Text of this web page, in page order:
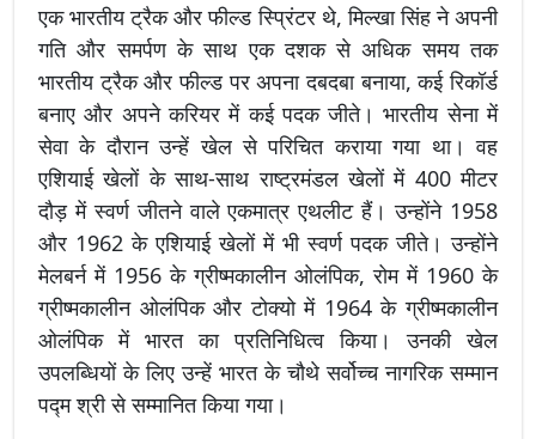
एक भारतीय ट्रैक और फील्ड स्प्रिंटर थे, मिल्खा सिंह ने अपनी
गति और समर्पण के साथ एक दशक से अधिक समय तक
भारतीय ट्रैक और फील्ड पर अपना दबदबा बनाया, कई रिकॉर्ड
बनाए और अपने करियर में कई पदक जीते। भारतीय सेना में
सेवा के दौरान उन्हें खेल से परिचित कराया गया था। वह
एशियाई खेलों के साथ-साथ राष्ट्रमंडल खेलों में 400 मीटर
दौड़ में स्वर्ण जीतने वाले एकमात्र एथलीट हैं। उन्होंने 1958
और 1962 के एशियाई खेलों में भी स्वर्ण पदक जीते। उन्होंने
मेलबर्न में 1956 के ग्रीष्मकालीन ओलंपिक, रोम में 1960 के
ग्रीष्मकालीन ओलंपिक और टोक्यो में 1964 के ग्रीष्मकालीन
ओलंपिक में भारत का प्रतिनिधित्व किया। उनकी खेल
उपलब्धियों के लिए उन्हें भारत के चौथे सर्वोच्च नागरिक सम्मान
पद्म श्री से सम्मानित किया गया।